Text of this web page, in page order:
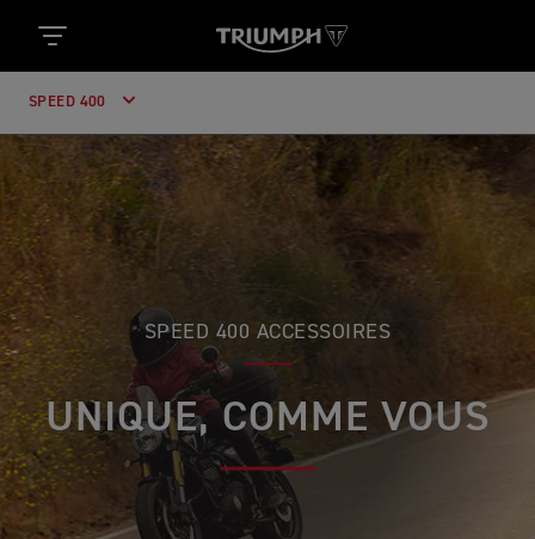
SPEED 400
SPEED 400 ACCESSOIRES
UNIQUE, COMME VOUS